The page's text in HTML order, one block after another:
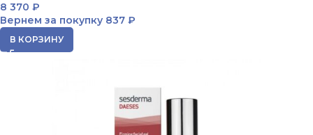
8 370 ₽
Вернем за покупку 837 ₽
В КОРЗИНУ